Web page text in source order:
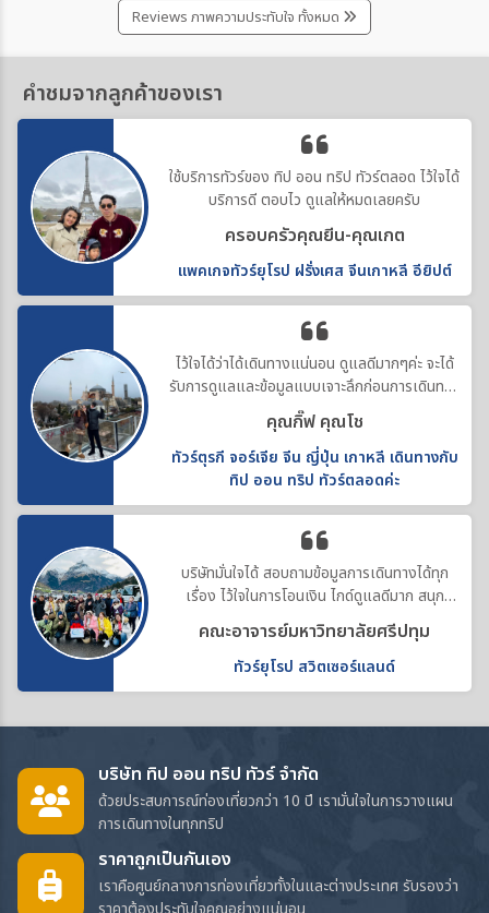
Reviews ภาพความประทับใจ ทั้งหมด
คำชมจากลูกค้าของเรา
ใช้บริการทัวร์ของ ทิป ออน ทริป ทัวร์ตลอด ไว้ใจได้
บริการดี ตอบไว ดูแลให้หมดเลยครับ
ครอบครัวคุณยีน-คุณเกต
แพคเกจทัวร์ยุโรป ฝรั่งเศส จีนเกาหลี อียิปต์
ไว้ใจได้ว่าได้เดินทางแน่นอน ดูแลดีมากๆค่ะ จะได้
รับการดูแลและข้อมูลแบบเจาะลึกก่อนการเดินทาง
ทำให้คอสตูมสวยทุกที่ค่ะ
คุณกิ๊ฟ คุณโช
ทัวร์ตุรกี จอร์เจีย จีน ญี่ปุ่น เกาหลี เดินทางกับ
ทิป ออน ทริป ทัวร์ตลอดค่ะ
บริษัทมั่นใจได้ สอบถามข้อมูลการเดินทางได้ทุก
เรื่อง ไว้ใจในการโอนเงิน ไกด์ดูแลดีมาก สนุก
ประทับใจค่ะ
คณะอาจารย์มหาวิทยาลัยศรีปทุม
ทัวร์ยุโรป สวิตเซอร์แลนด์
บริษัท ทิป ออน ทริป ทัวร์ จำกัด
ด้วยประสบการณ์ท่องเที่ยวกว่า 10 ปี เรามั่นใจในการวางแผน
การเดินทางในทุกทริป
ราคาถูกเป็นกันเอง
เราคือศูนย์กลางการท่องเที่ยวทั้งในและต่างประเทศ รับรองว่า